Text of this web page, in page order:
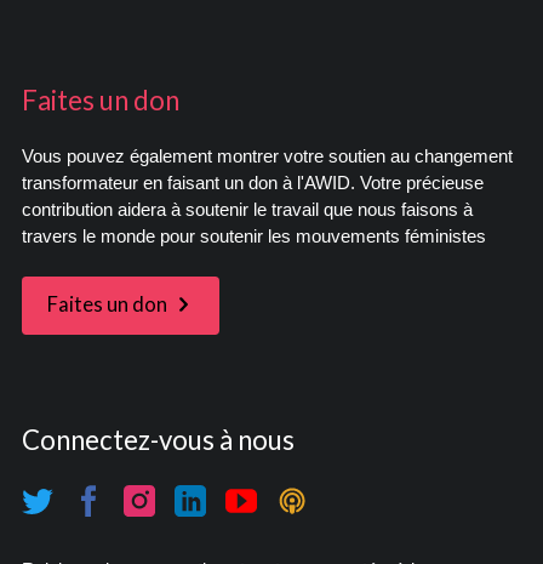
Faites un don
Vous pouvez également montrer votre soutien au changement
transformateur en faisant un don à l'AWID. Votre précieuse
contribution aidera à soutenir le travail que nous faisons à
travers le monde pour soutenir les mouvements féministes
Faites un don
Connectez-vous à nous